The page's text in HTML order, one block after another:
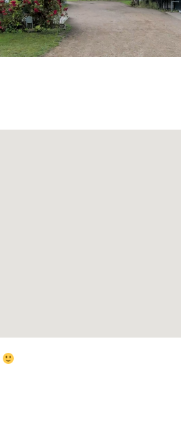
Outlook Live